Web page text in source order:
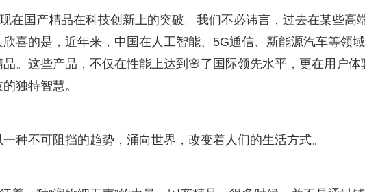
在国产精品在科技创新上的突破。我们不必讳言，过去在某些高
喜的是，近年来，中国在人工智能、5G通信、新能源汽车等领
。这些产品，不仅在性能上达到🌸了国际领先水平，更在用户体
独特智慧。
种不可阻挡的趋势，涌向世界，改变着人们的生活方式。